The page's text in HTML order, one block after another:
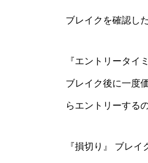
ブレイクを確認し
『エントリータイ
ブレイク後に一度
らエントリーする
『損切り』 ブレ